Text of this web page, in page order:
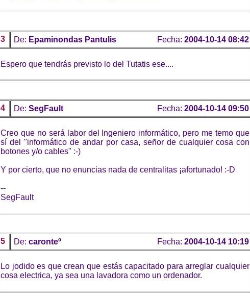
3 De: Epaminondas Pantulis Fecha: 2004-10-14 08:42
Espero que tendrás previsto lo del Tutatis ese....
4 De: SegFault Fecha: 2004-10-14 09:50
Creo que no será labor del Ingeniero informático, pero me temo que
sí del "informático de andar por casa, señor de cualquier cosa con
botones y/o cables" :-)
Y por cierto, que no enuncias nada de centralitas ¡afortunado! :-D
--
SegFault
5 De: caronteº Fecha: 2004-10-14 10:19
Lo jodido es que crean que estás capacitado para arreglar cualquier
cosa electrica, ya sea una lavadora como un ordenador.